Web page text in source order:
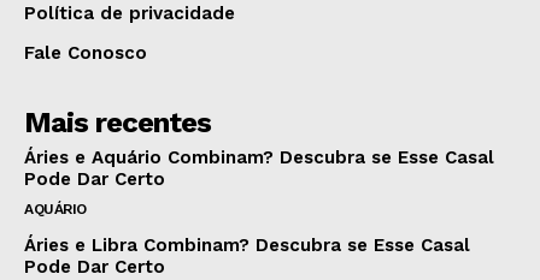
Política de privacidade
Fale Conosco
Mais recentes
Áries e Aquário Combinam? Descubra se Esse Casal
Pode Dar Certo
AQUÁRIO
Áries e Libra Combinam? Descubra se Esse Casal
Pode Dar Certo